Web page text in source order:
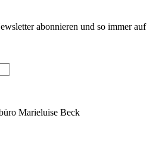
abonnieren und so immer auf
Marieluise Beck